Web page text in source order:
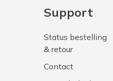
Support
Status bestelling
& retour
Contact